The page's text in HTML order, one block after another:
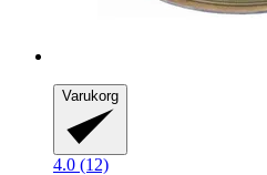
Varukorg
4.0 (12)